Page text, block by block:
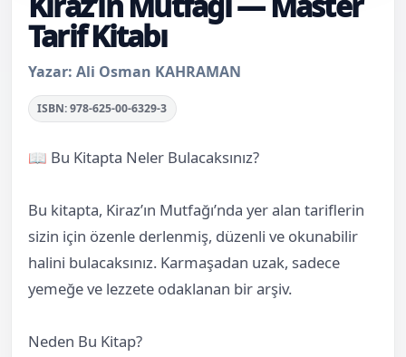
Tarif Kitabı
Yazar: Ali Osman KAHRAMAN
ISBN: 978-625-00-6329-3
📖 Bu Kitapta Neler Bulacaksınız?
Bu kitapta, Kiraz’ın Mutfağı’nda yer alan tariflerin
sizin için özenle derlenmiş, düzenli ve okunabilir
halini bulacaksınız. Karmaşadan uzak, sadece
yemeğe ve lezzete odaklanan bir arşiv.
Neden Bu Kitap?